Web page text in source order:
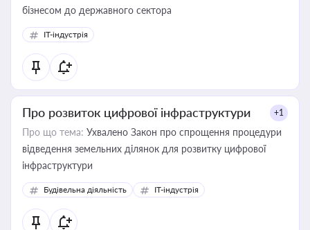
бізнесом до державного сектора
IT-індустрія
Про розвиток цифрової інфраструктури +1
Про що тема: Ухвалено Закон про спрощення процедури
відведення земельних ділянок для розвитку цифрової
інфраструктури
Будівельна діяльність IT-індустрія